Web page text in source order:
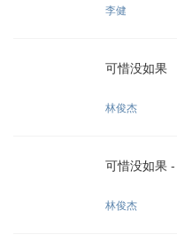
李健
可惜没如果
林俊杰
可惜没如果
林俊杰